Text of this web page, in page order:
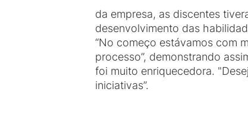
da empresa, as discentes
desenvolvimento das
“No começo estávamos com
processo”, demonstrando
foi muito enriquecedora.
iniciativas”.